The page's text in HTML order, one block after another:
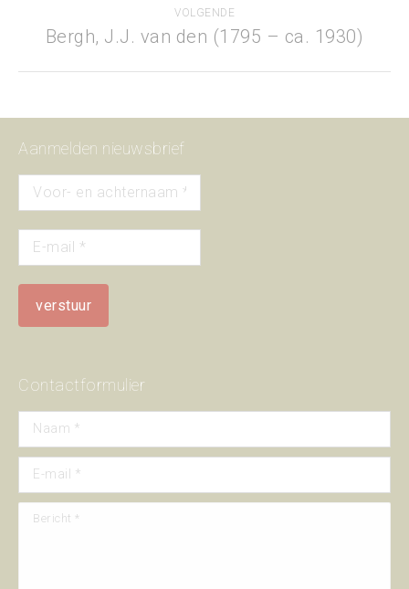
VOLGENDE
Next
Bergh, J.J. van den (1795 – ca. 1930)
Aanmelden nieuwsbrief
Contactformulier
Naam *
E-mail *
Bericht *